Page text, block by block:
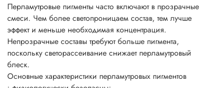
Блеск цвет и эффекты появляется уже при 3-5%-ном
использовании пигмента от общей массы рабочего
состава.
Перламутровые пигменты часто включают в прозрачные
смеси. Чем более светопроницаем состав, тем лучше
эффект и меньше необходимая концентрация.
Непрозрачные составы требуют больше пигмента,
поскольку светорассеивание снижает перламутровый
блеск.
Основные характеристики перламутровых пигментов